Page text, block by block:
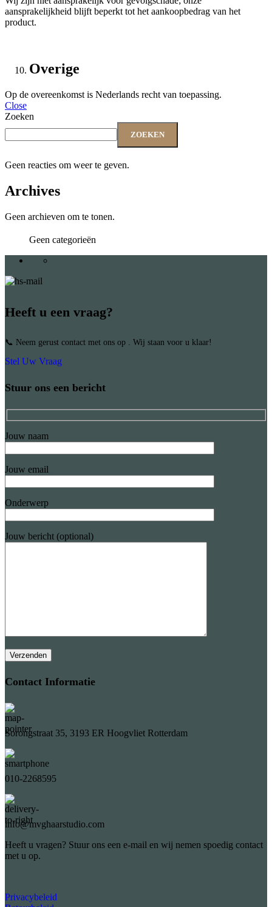
aansprakelijkheid blijft beperkt tot het aankoopbedrag van het
product.
Overige
Op de overeenkomst is Nederlands recht van toepassing.
Close
Zoeken
ZOEKEN
Geen reacties om weer te geven.
Archives
Geen archieven om te tonen.
Geen categorieën
Heeft u een vraag?
📞 Neem gerust contact met ons op . Wij staan voor u klaar!
Stel Uw Vraag
Stuur ons een bericht
Jouw naam
Jouw email
Onderwerp
Jouw bericht (optional)
Contact Informatie
Sorongstraat 35, 3193 ER Hoogvliet Rotterdam
010-2268595
info@mvghaarstudio.com
Heeft u vragen? Stuur ons een e-mail en wij nemen spoedig contact
met u op.
Privacybeleid